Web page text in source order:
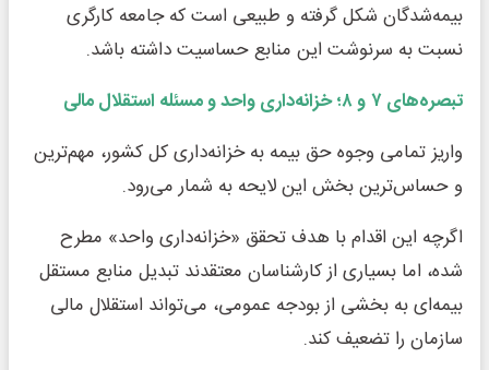
بیمه‌شدگان شکل گرفته و طبیعی است که جامعه کارگری
نسبت به سرنوشت این منابع حساسیت داشته باشد.
تبصره‌های۷و۸؛ خزانه‌داری واحد و مسئله استقلال مالی
واریز تمامی وجوه حق بیمه به خزانه‌داری کل کشور، مهم‌ترین
و حساس‌ترین بخش این لایحه به شمار می‌رود.
اگرچه این اقدام با هدف تحقق «خزانه‌داری واحد» مطرح
شده، اما بسیاری از کارشناسان معتقدند تبدیل منابع مستقل
بیمه‌ای به بخشی از بودجه عمومی، می‌تواند استقلال مالی
سازمان را تضعیف کند.